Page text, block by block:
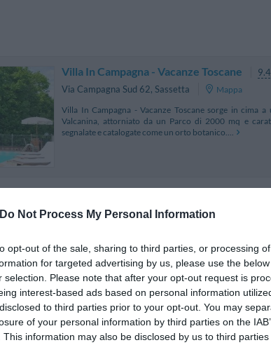
Do Not Process My Personal Information
opt-out of the sale, sharing to third parties, or processing
for targeted advertising by us, please use the
selection. Please note that after your opt-out request is
interest-based ads based on personal information
to third parties prior to your opt-out. You may
of your personal information by third parties on the
This information may also be disclosed by us to third
Villa In Campagna - Vacanze Toscane
Via Campagna Sud 62, Sassetta
Mappa
Villa In Campagna - Vacanze Toscane sorge in cima
Valcanina, attorniato da un Parco di 2000 mq e
segnalate e catalogate come un orto botanico....
Via Campagna Sud 60, Sassetta
Il Castagno - Vacanze Toscane è una villa situata in
paesino di Sassetta e a 12 km dal mare di Marina di
presenta in ottimo stato sia...
La soluzione più vicina per il tuo soggiorno a
Appartamenti Con Vista Sul Mare -